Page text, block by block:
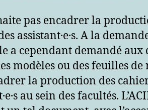
pas encadrer la
assistant·e·s. A la
a cependant demandé aux
modèles ou des feuilles de
la production des
au sein des facultés.